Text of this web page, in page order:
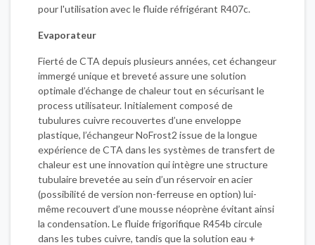
pour l'utilisation avec le fluide réfrigérant R407c.
Evaporateur
Fierté de CTA depuis plusieurs années, cet échangeur
immergé unique et breveté assure une solution
optimale d’échange de chaleur tout en sécurisant le
process utilisateur. Initialement composé de
tubulures cuivre recouvertes d’une enveloppe
plastique, l’échangeur NoFrost2 issue de la longue
expérience de CTA dans les systèmes de transfert de
chaleur est une innovation qui intègre une structure
tubulaire brevetée au sein d’un réservoir en acier
(possibilité de version non-ferreuse en option) lui-
même recouvert d’une mousse néoprène évitant ainsi
la condensation. Le fluide frigorifique R454b circule
dans les tubes cuivre, tandis que la solution eau +